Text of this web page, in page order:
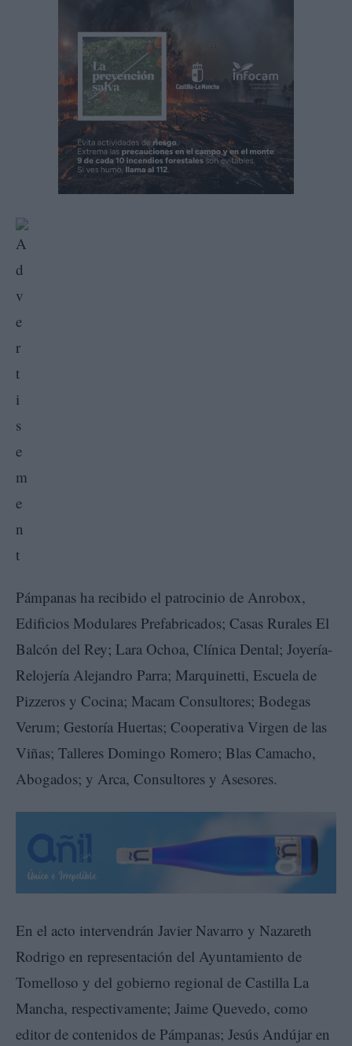
Pámpanas ha recibido el patrocinio de Anrobox,
Edificios Modulares Prefabricados; Casas Rurales El
Balcón del Rey; Lara Ochoa, Clínica Dental; Joyería-
Relojería Alejandro Parra; Marquinetti, Escuela de
Pizzeros y Cocina; Macam Consultores; Bodegas
Verum; Gestoría Huertas; Cooperativa Virgen de las
Viñas; Talleres Domingo Romero; Blas Camacho,
Abogados; y Arca, Consultores y Asesores.
En el acto intervendrán Javier Navarro y Nazareth
Rodrigo en representación del Ayuntamiento de
Tomelloso y del gobierno regional de Castilla La
Mancha, respectivamente; Jaime Quevedo, como
editor de contenidos de Pámpanas; Jesús Andújar en